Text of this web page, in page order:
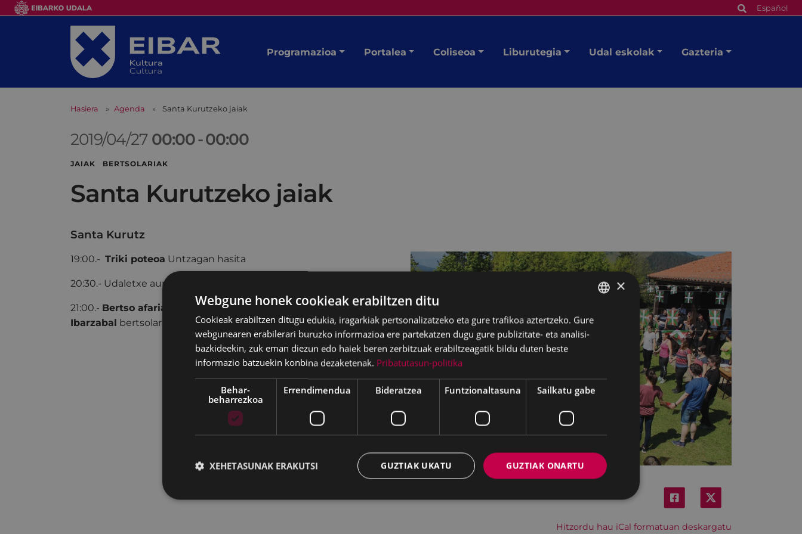
Español
Programazioa Portalea Coliseoa Liburutegia Udal eskolak Gazteria
Hasiera Agenda Santa Kurutzeko jaiak
2019/04/27 00:00-00:00
JAIAK BERTSOLARIAK
Santa Kurutzeko jaiak
Santa Kurutz
Hitzordu hau iCal formatuan deskargatu
19:00.- Triki poteoa Untzagan hasita
20:30.- Udaletxe aurrean bilgunea, garraio zerbitzua egongo da
21:00.- Bertso afaria Ixua JatetxeanOnintza EnbeitaetaNerea
Ibarzabal
bertsolariekin. BASQUE
SPANISH
×
Webgune honek cookieak erabiltzen ditu
Cookieak erabiltzen ditugu edukia, iragarkiak pertsonalizatzeko eta gure trafikoa aztertzeko. Gure
webgunearen erabilerari buruzko informazioa ere partekatzen dugu gure publizitate- eta analisi-
bazkideekin, zuk eman diezun edo haiek beren zerbitzuak erabiltzeagatik bildu duten beste
informazio batzuekin konbina dezaketenak. Pribatutasun-politika
Behar-
beharrezkoa
Errendimendua Bideratzea Funtzionaltasuna Sailkatu gabe
GUZTIAK ONARTU
GUZTIAK UKATU
XEHETASUNAK ERAKUTSI